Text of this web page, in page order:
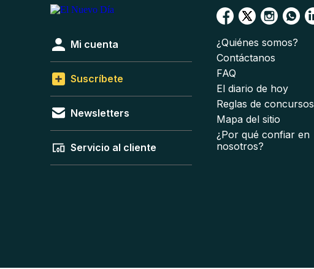
Mi cuenta
Suscríbete
Newsletters
Servicio al cliente
¿Quiénes somos?
Contáctanos
FAQ
El diario de hoy
Reglas de concursos
Mapa del sitio
¿Por qué confiar en
nosotros?